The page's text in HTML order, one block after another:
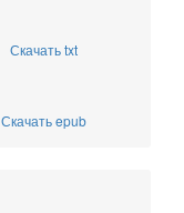
Скачать txt
Скачать epub